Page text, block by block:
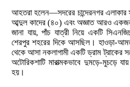
আহতরা হলেন—সদরের চান্দেরনগর এলাকার
আব্দুল কাদের (৪০) এবং অজ্ঞাত আরও
জানা যায়, পাঁচ যাত্রী নিয়ে একটি
শেরপুর শহরের দিকে আসছিল। হাওড়া-
থেকে আসা নকলাগামী একটি ড্রাম ট্রাকের
অটোরিকশাটি মারাত্মকভাবে দুমড়ে-মুচড়ে
হয়।